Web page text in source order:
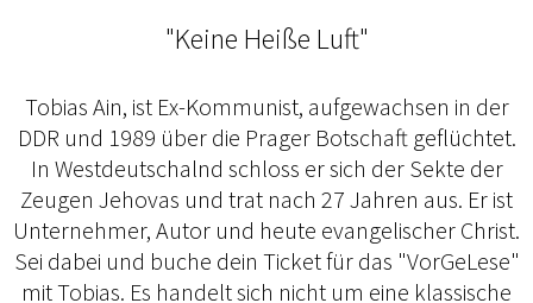
"Keine Heiße Luft"
Tobias Ain, ist Ex-Kommunist, aufgewachsen in der
DDR und 1989 über die Prager Botschaft geflüchtet.
In Westdeutschalnd schloss er sich der Sekte der
Zeugen Jehovas und trat nach 27 Jahren aus. Er ist
Unternehmer, Autor und heute evangelischer Christ.
Sei dabei und buche dein Ticket für das "VorGeLese"
mit Tobias. Es handelt sich nicht um eine klassische